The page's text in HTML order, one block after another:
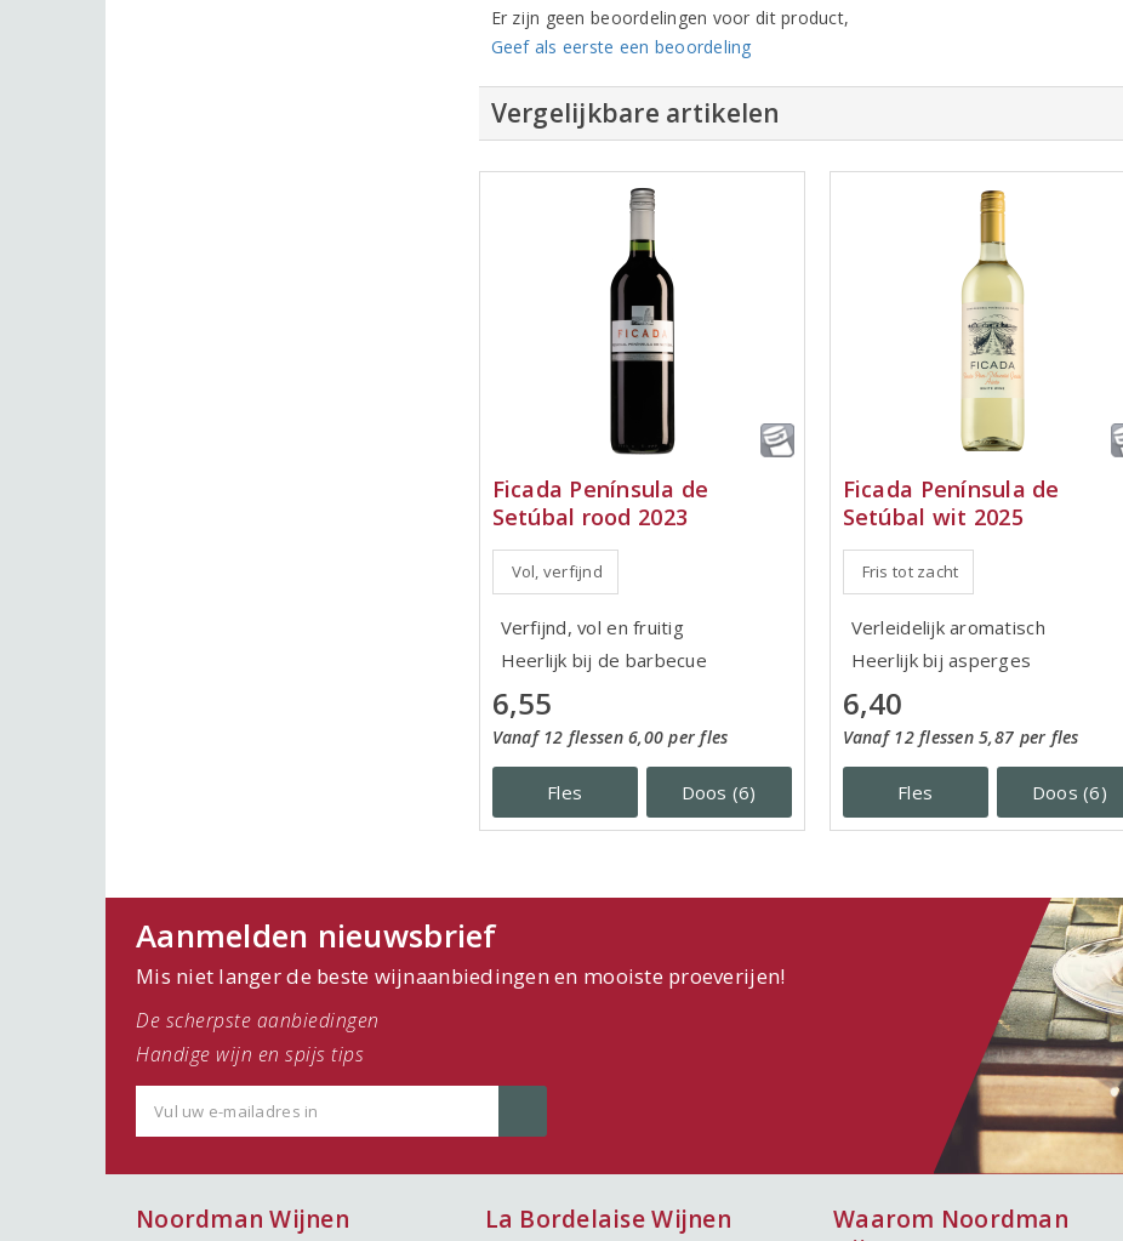
Er zijn geen beoordelingen voor dit product,
Geef als eerste een beoordeling
Vergelijkbare artikelen
Ficada Península de
Setúbal rood 2023
Vol, verfijnd
Verfijnd, vol en fruitig
Heerlijk bij de barbecue
6,55
Vanaf 12 flessen 6,00 per fles
Fles Doos (6)
Ficada Península de
Setúbal wit 2025
Fris tot zacht
Verleidelijk aromatisch
Heerlijk bij asperges
6,40
Vanaf 12 flessen 5,87 per fles
Fles Doos (6)
Aanmelden nieuwsbrief
Mis niet langer de beste wijnaanbiedingen en mooiste proeverijen!
De scherpste aanbiedingen
Handige wijn en spijs tips
Noordman Wijnen La Bordelaise Wijnen
Waarom Noordman